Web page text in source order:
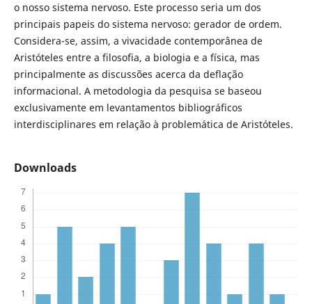
o nosso sistema nervoso. Este processo seria um dos
principais papeis do sistema nervoso: gerador de ordem.
Considera-se, assim, a vivacidade contemporânea de
Aristóteles entre a filosofia, a biologia e a física, mas
principalmente as discussões acerca da deflação
informacional. A metodologia da pesquisa se baseou
exclusivamente em levantamentos bibliográficos
interdisciplinares em relação à problemática de Aristóteles.
Downloads